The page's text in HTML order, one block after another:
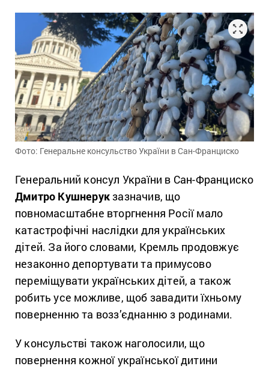
Фото: Генеральне консульство України в Сан-Франциско
Генеральний консул України в Сан-Франциско
Дмитро Кушнерукзазначив, що
повномасштабне вторгнення Росії мало
катастрофічні наслідки для українських
дітей. За його словами, Кремль продовжує
незаконно депортувати та примусово
переміщувати українських дітей, а також
робить усе можливе, щоб завадити їхньому
поверненню та возз’єднанню з родинами.
У консульстві також наголосили, що
повернення кожної української дитини